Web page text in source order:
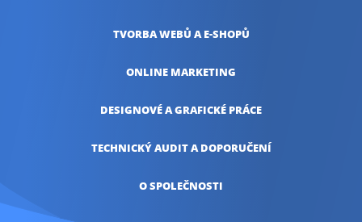
TVORBA WEBŮ A E-SHOPŮ
ONLINE MARKETING
DESIGNOVÉ AGRAFICKÉ PRÁCE
TECHNICKÝ AUDITA DOPORUČENÍ
O SPOLEČNOSTI